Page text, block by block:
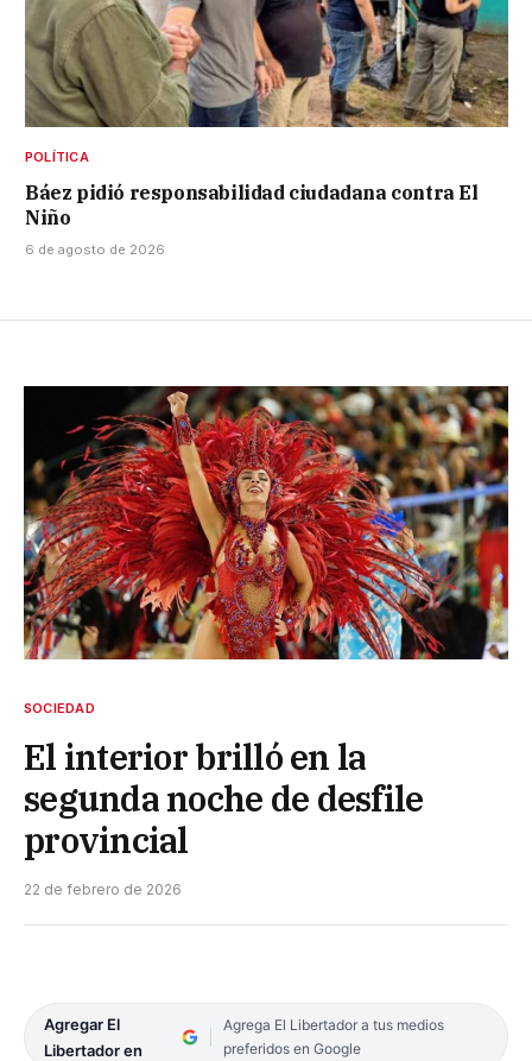
POLÍTICA
Báez pidió responsabilidad ciudadana contra El
Niño
6 de agosto de 2026
SOCIEDAD
El interior brilló en la
segunda noche de desfile
provincial
22 de febrero de 2026
Agregar El
Libertador en
Agrega El Libertador a tus medios
preferidos en Google